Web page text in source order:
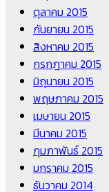
ตุลาคม 2015
กันยายน 2015
สิงหาคม 2015
กรกฎาคม 2015
มิถุนายน 2015
พฤษภาคม 2015
เมษายน 2015
มีนาคม 2015
กุมภาพันธ์ 2015
มกราคม 2015
ธันวาคม 2014